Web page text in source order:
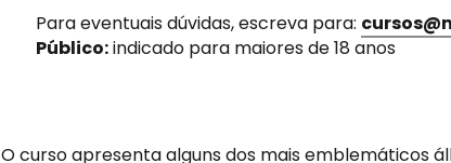
Para eventuais dúvidas, escreva para:
Público:indicado para maiores de 18 anos
O curso apresenta alguns dos mais emblemáticos